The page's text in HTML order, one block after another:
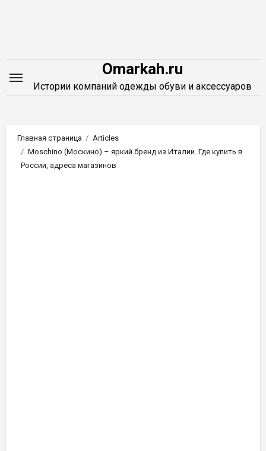
Omarkah.ru
Истории компаний одежды обуви и аксессуаров
Главная страница
Articles
Moschino (Москино) – яркий бренд из Италии. Где купить в
России, адреса магазинов